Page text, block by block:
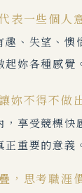
表一些個人
趣、失望、懊
妳各種感覺
妳不得不做
享受競標快
重要的意義
，思考職涯